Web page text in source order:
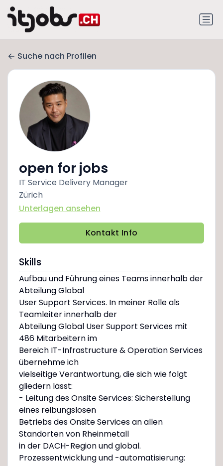
Suche nach Profilen
open for jobs
IT Service Delivery Manager
Zürich
Unterlagen ansehen
Kontakt Info
Skills
Aufbau und Führung eines Teams innerhalb der
Abteilung Global
User Support Services. In meiner Rolle als
Teamleiter innerhalb der
Abteilung Global User Support Services mit
486 Mitarbeitern im
Bereich IT-Infrastructure & Operation Services
übernehme ich
vielseitige Verantwortung, die sich wie folgt
gliedern lässt:
- Leitung des Onsite Services: Sicherstellung
eines reibungslosen
Betriebs des Onsite Services an allen
Standorten von Rheinmetall
in der DACH-Region und global.
Prozessentwicklung und -automatisierung: